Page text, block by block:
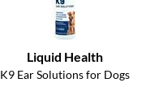
Liquid Health
K9 Ear Solutions for Dogs